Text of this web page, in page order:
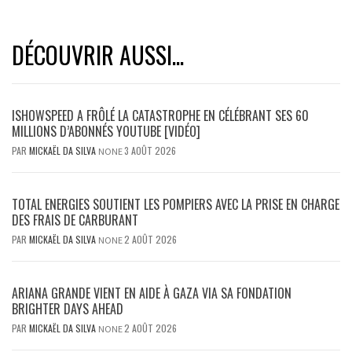
DÉCOUVRIR AUSSI...
ISHOWSPEED A FRÔLÉ LA CATASTROPHE EN CÉLÉBRANT SES 60
MILLIONS D’ABONNÉS YOUTUBE [VIDÉO]
PAR MICKAËL DA SILVA NONE3 AOÛT 2026
TOTAL ENERGIES SOUTIENT LES POMPIERS AVEC LA PRISE EN CHARGE
DES FRAIS DE CARBURANT
PAR MICKAËL DA SILVA NONE2 AOÛT 2026
ARIANA GRANDE VIENT EN AIDE À GAZA VIA SA FONDATION
BRIGHTER DAYS AHEAD
PAR MICKAËL DA SILVA NONE2 AOÛT 2026